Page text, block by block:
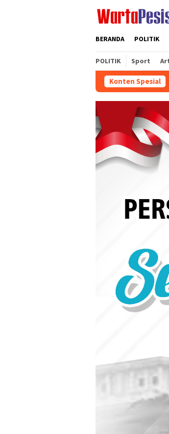
BERANDA POLITIK
POLITIK Sport
Konten Spesial